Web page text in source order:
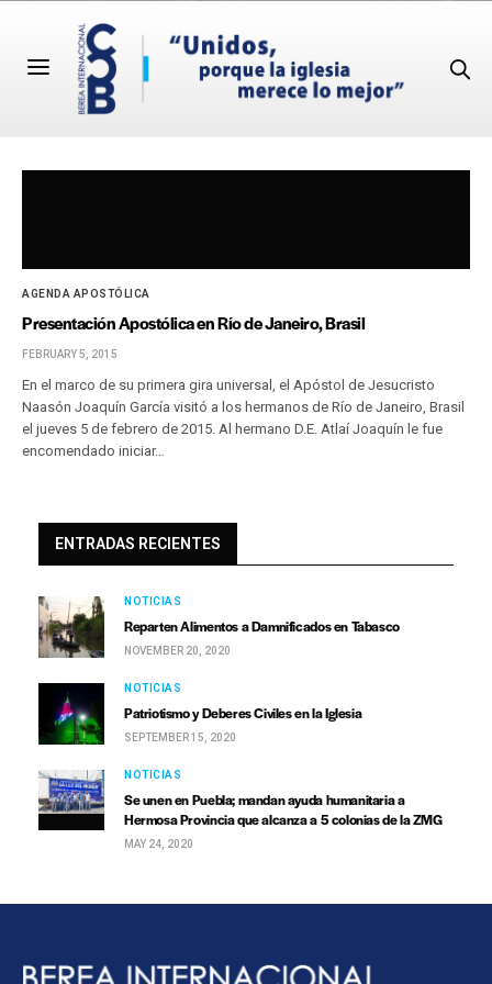
AGENDA APOSTÓLICA
Presentación Apostólica en Río de Janeiro, Brasil
FEBRUARY 5, 2015
En el marco de su primera gira universal, el Apóstol de Jesucristo
Naasón Joaquín García visitó a los hermanos de Río de Janeiro, Brasil
el jueves 5 de febrero de 2015. Al hermano D.E. Atlaí Joaquín le fue
encomendado iniciar…
ENTRADAS RECIENTES
NOTICIAS
Reparten Alimentos a Damnificados en Tabasco
NOVEMBER 20, 2020
NOTICIAS
Patriotismo y Deberes Civiles en la Iglesia
SEPTEMBER 15, 2020
NOTICIAS
Se unen en Puebla; mandan ayuda humanitaria a
Hermosa Provincia que alcanza a 5 colonias de la ZMG
MAY 24, 2020